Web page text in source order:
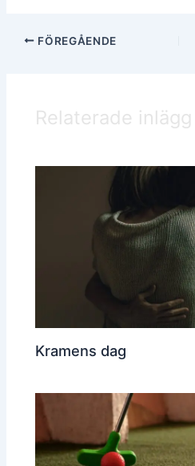
FÖREGÅENDE
Relaterade inlägg
Kramens dag